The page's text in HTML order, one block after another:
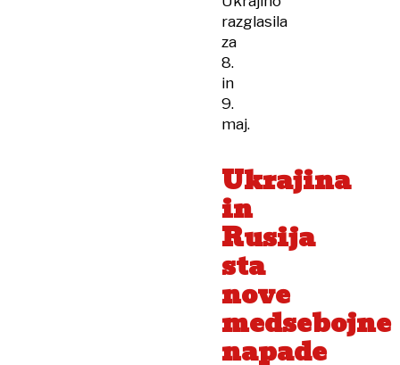
razglasila
za
8.
in
9.
maj.
Ukrajina
in
Rusija
sta
nove
medsebojne
napade